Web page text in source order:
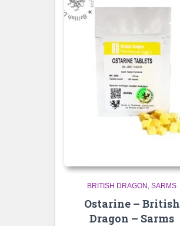
BRITISH DRAGON SARMS
Ostarine – British
Dragon – Sarms